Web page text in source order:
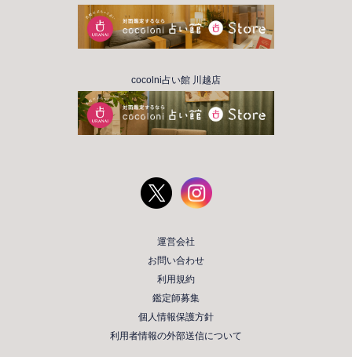
cocolni占い館 川越店
運営会社
お問い合わせ
利用規約
鑑定師募集
個人情報保護方針
利用者情報の外部送信について